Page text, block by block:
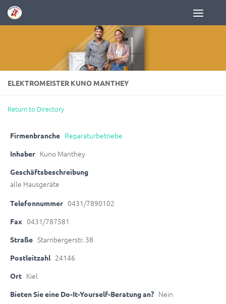
Zum Inhalt springen
ELEKTROMEISTER KUNO MANTHEY
Return to Directory
Firmenbranche Reparaturbetriebe
Inhaber Kuno Manthey
Geschäftsbeschreibung
alle Hausgeräte
Telefonnummer 0431/7890102
Fax 0431/787581
Straße Starnbergerstr. 38
Postleitzahl 24146
Ort Kiel
Bieten Sie eine Do-It-Yourself-Beratung an? Nein